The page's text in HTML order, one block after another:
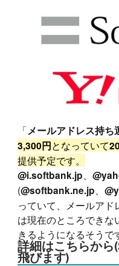
「メールアドレス持ち
3,300円となっていて
提供予定です。
@i.softbank.jp
(@softbank.ne.jp
っていて、メールア
は現在のところでき
きるようになるそうで
詳細はこちらか
飛びます)